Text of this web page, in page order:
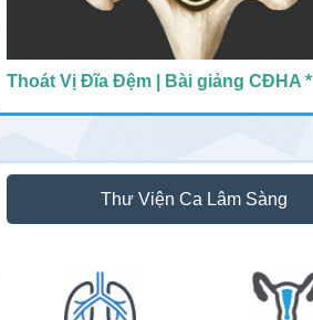
Thoát Vị Đĩa Đệm | Bài giảng CĐHA *
Thư Viện Ca Lâm Sàng